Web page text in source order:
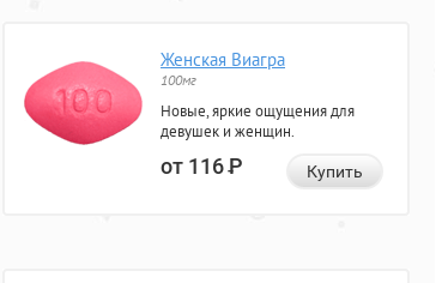
Женская Виагра
100мг
Новые, яркие ощущения для
девушек и женщин.
от 116Р Купить